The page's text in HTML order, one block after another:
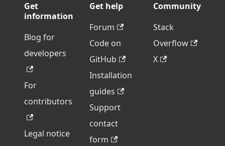
Get
information
Blog for
developers
For
contributors
Legal notice
Get help
Forum
Code on
GitHub
Installation
guides
Support
contact
form
Community
Stack
Overflow
X